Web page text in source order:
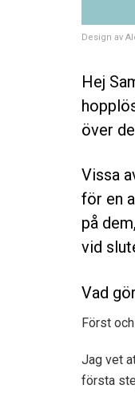
Design av
Hej
över
Vissa
för en
på
vid
Vad
Först
Jag vet
första